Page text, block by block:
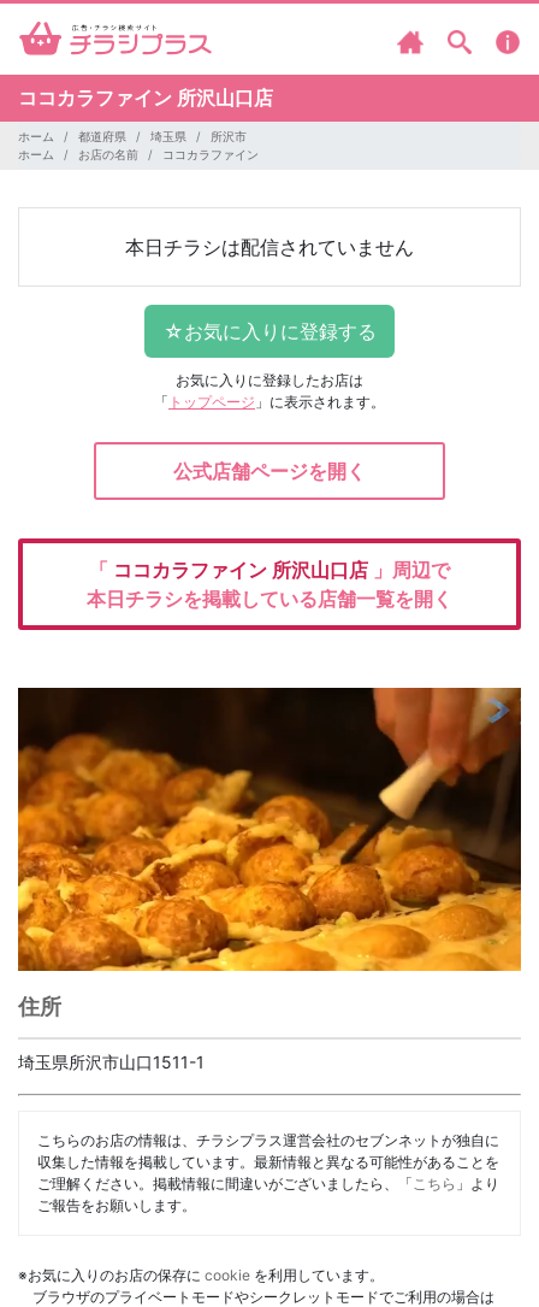
ココカラファイン 所沢山口店
ホーム 都道府県 埼玉県
所沢市
ホーム
お店の名前 ココカラファイン
本日チラシは配信されていません
お気に入りに登録したお店は
「 トップページ 」に表示されます。
公式店舗ページを開く
「 ココカラファイン 所沢山口店 」周辺で
本日チラシを掲載している店舗一覧を開く
住所
埼玉県所沢市山口1511-1
こちらのお店の情報は、チラシプラス運営会社のセブンネットが独自に
収集した情報を掲載しています。最新情報と異なる可能性があることを
ご理解ください。掲載情報に間違いがございましたら、「 こちら 」より
ご報告をお願いします。
※お気に入りのお店の保存に cookie を利用しています。
ブラウザのプライベートモードやシークレットモードでご利用の場合は